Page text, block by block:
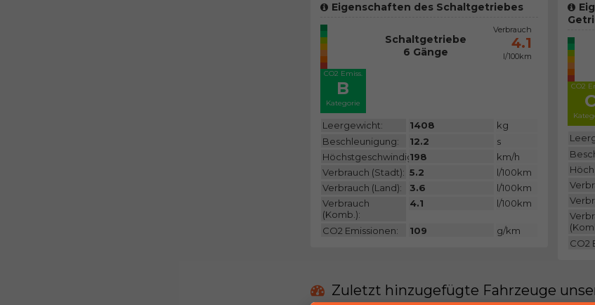
Eigenschaften des Schaltgetriebes
CO2 Emiss.
B
Kategorie
Schaltgetriebe
6 Gänge
Verbrauch
4.1
l/100km
Leergewicht: 1408
kg
Beschleunigung:
12.2
s
Höchstgeschwindigkeit:
198
km/h
Verbrauch (Stadt): 5.2
l/100km
Verbrauch (Land):
3.6
l/100km
Verbrauch
(Komb.):
4.1 l/100km
CO2 Emissionen: 109 g/km
CO2
CO2
Zuletzt hinzugefügte Fahrzeuge